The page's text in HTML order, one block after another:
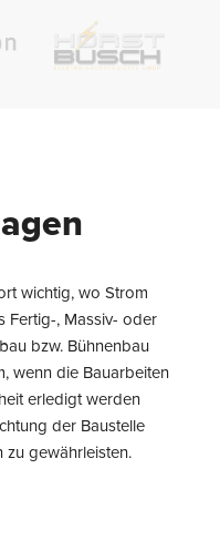
wichtig, wo Strom
Fertig-, Massiv- oder
bzw. Bühnenbau
wenn die Bauarbeiten
erledigt werden
der Baustelle
zu gewährleisten.